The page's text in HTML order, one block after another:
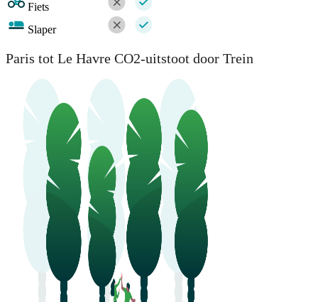
Fiets
Slaper
Paris tot Le Havre CO2-uitstoot door Trein